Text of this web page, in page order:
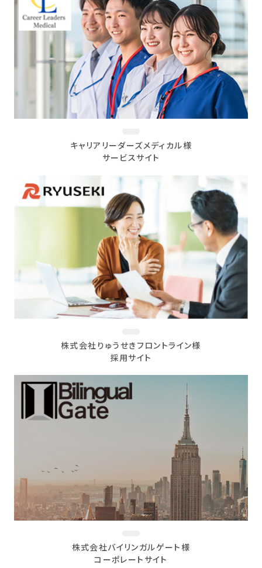
キャリアリーダーズメディカル様
サービスサイト
株式会社りゅうせきフロントライン様
採用サイト
株式会社バイリンガルゲート様
コーポレートサイト